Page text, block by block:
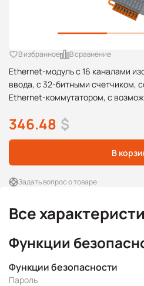
Ethernet-модуль с 16 каналами
ввода, с 32-битными счетчиком,
Ethernet-коммутатором, с
В избранное В сравнение
346.48 $
В
Задать вопрос о товаре
Все
Функции
Функции безопасности
Пароль